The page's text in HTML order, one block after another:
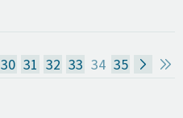
30 31 32 33 34 35